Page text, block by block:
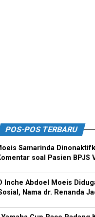
POS-POS TERBARU
Samarinda
soal Pasien BPJS
Inche Abdoel Moeis
Nama dr. Renanda